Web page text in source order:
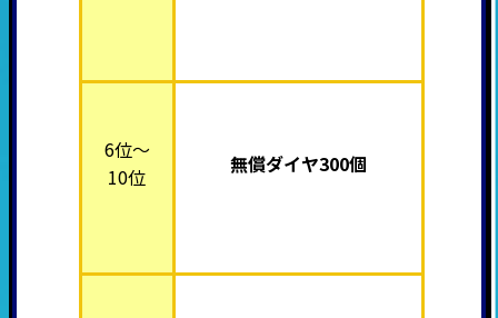
6位～
10位
無償ダイヤ300個